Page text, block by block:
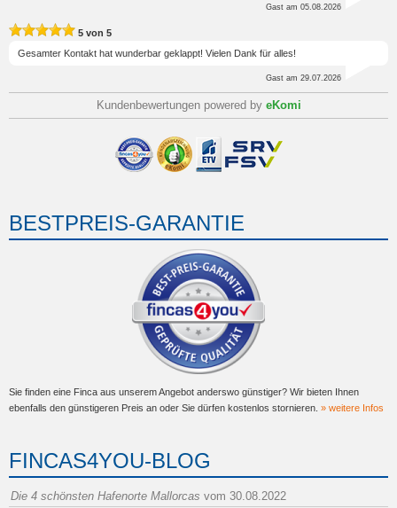
Gast am 05.08.2026
5 von 5
Gesamter Kontakt hat wunderbar geklappt! Vielen Dank für alles!
Gast am 29.07.2026
Kundenbewertungen powered by eKomi
BESTPREIS-GARANTIE
Sie finden eine Finca aus unserem Angebot anderswo günstiger? Wir bieten Ihnen
ebenfalls den günstigeren Preis an oder Sie dürfen kostenlos stornieren. » weitere Infos
FINCAS4YOU-BLOG
Die 4 schönsten Hafenorte Mallorcas vom 30.08.2022